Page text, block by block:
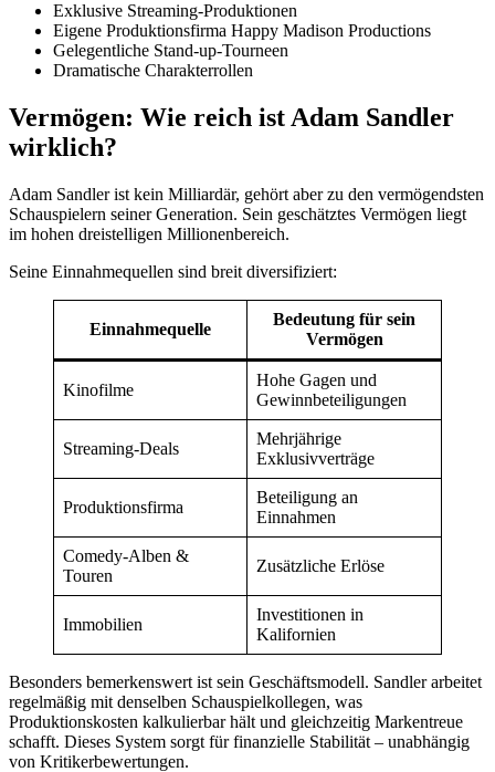
Exklusive Streaming-Produktionen
Eigene Produktionsfirma Happy Madison Productions
Gelegentliche Stand-up-Tourneen
Dramatische Charakterrollen
Vermögen: Wie reich ist Adam Sandler
wirklich?
Adam Sandler ist kein Milliardär, gehört aber zu den vermögendsten
Schauspielern seiner Generation. Sein geschätztes Vermögen liegt
im hohen dreistelligen Millionenbereich.
Seine Einnahmequellen sind breit diversifiziert:
Einnahmequelle
Bedeutung für sein
Vermögen
Kinofilme
Hohe Gagen und
Gewinnbeteiligungen
Streaming-Deals
Mehrjährige
Exklusivverträge
Produktionsfirma
Beteiligung an
Einnahmen
Comedy-Alben &
Touren
Zusätzliche Erlöse
Immobilien
Investitionen in
Kalifornien
Besonders bemerkenswert ist sein Geschäftsmodell. Sandler arbeitet
regelmäßig mit denselben Schauspielkollegen, was
Produktionskosten kalkulierbar hält und gleichzeitig Markentreue
schafft. Dieses System sorgt für finanzielle Stabilität – unabhängig
von Kritikerbewertungen.